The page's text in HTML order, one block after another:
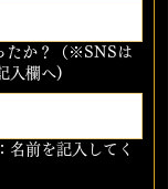
たか？（※SNSは
入欄へ)
名前を記入してく